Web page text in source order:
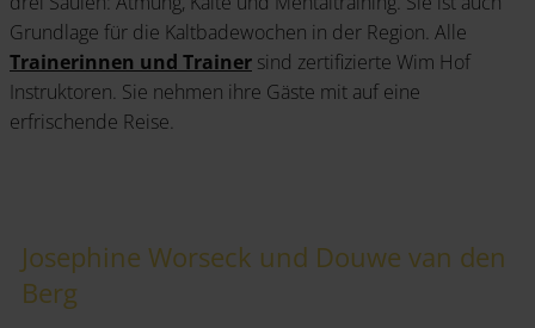
Grundlage für die Kaltbadewochen in der Region. Alle
Trainerinnen und Trainer sind zertifizierte Wim Hof
Instruktoren. Sie nehmen ihre Gäste mit auf eine
erfrischende Reise.
Josephine Worseck und Douwe van den
Berg